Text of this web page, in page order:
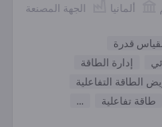
الجهة المصنعة ألمانيا
قدرة
إدارة الطاقة
الطاقة التفاعلية
طاقة تفاعلية ...